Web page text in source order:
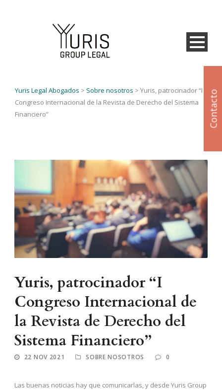
Yuris Legal Abogados > Sobre nosotros > Yuris, patrocinador “I
Congreso Internacional de la Revista de Derecho del Sistema
Financiero”
Yuris, patrocinador “I
Congreso Internacional de
la Revista de Derecho del
Sistema Financiero”
22 NOV 2021 SOBRE NOSOTROS 0
Las buenas noticias hay que comunicarlas, y desde Yuris Group
Contacto